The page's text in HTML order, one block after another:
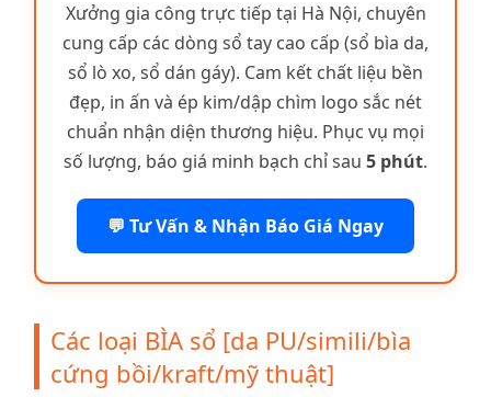
Xưởng gia công trực tiếp tại Hà Nội, chuyên
cung cấp các dòng sổ tay cao cấp (sổ bìa da,
sổ lò xo, sổ dán gáy). Cam kết chất liệu bền
đẹp, in ấn và ép kim/dập chìm logo sắc nét
chuẩn nhận diện thương hiệu. Phục vụ mọi
số lượng, báo giá minh bạch chỉ sau 5 phút.
💬 Tư Vấn & Nhận Báo Giá Ngay
Các loại BÌA sổ [da PU/simili/bìa
cứng bồi/kraft/mỹ thuật]